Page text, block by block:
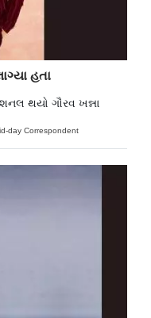
હતા
થયો ગૌરવ ખન્ના
day Correspondent